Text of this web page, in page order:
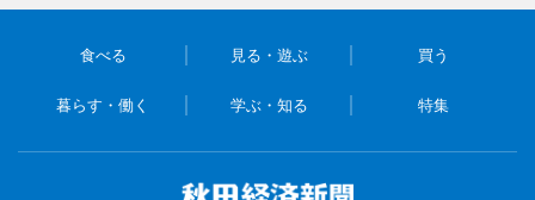
食べる 見る・遊ぶ 買う
暮らす・働く 学ぶ・知る 特集